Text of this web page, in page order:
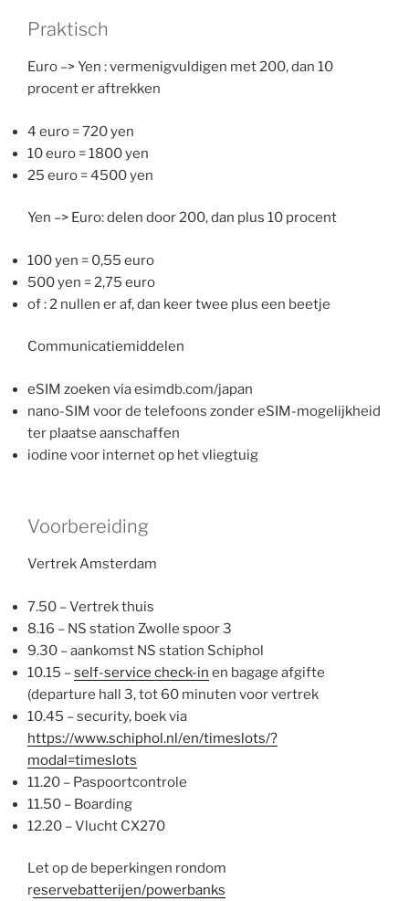
Praktisch
Euro –> Yen : vermenigvuldigen met 200, dan 10
procent er aftrekken
4 euro = 720 yen
10 euro = 1800 yen
25 euro = 4500 yen
Yen –> Euro: delen door 200, dan plus 10 procent
100 yen = 0,55 euro
500 yen = 2,75 euro
of : 2 nullen er af, dan keer twee plus een beetje
Communicatiemiddelen
eSIM zoeken via esimdb.com/japan
nano-SIM voor de telefoons zonder eSIM-mogelijkheid
ter plaatse aanschaffen
iodine voor internet op het vliegtuig
Voorbereiding
Vertrek Amsterdam
7.50 – Vertrek thuis
8.16 – NS station Zwolle spoor 3
9.30 – aankomst NS station Schiphol
10.15 –self-service check-in en bagage afgifte
(departure hall 3, tot 60 minuten voor vertrek
10.45 – security, boek via
https://www.schiphol.nl/en/timeslots/?
modal=timeslots
11.20 – Paspoortcontrole
11.50 – Boarding
12.20 – Vlucht CX270
Let op de beperkingen rondom
reservebatterijen/powerbanks